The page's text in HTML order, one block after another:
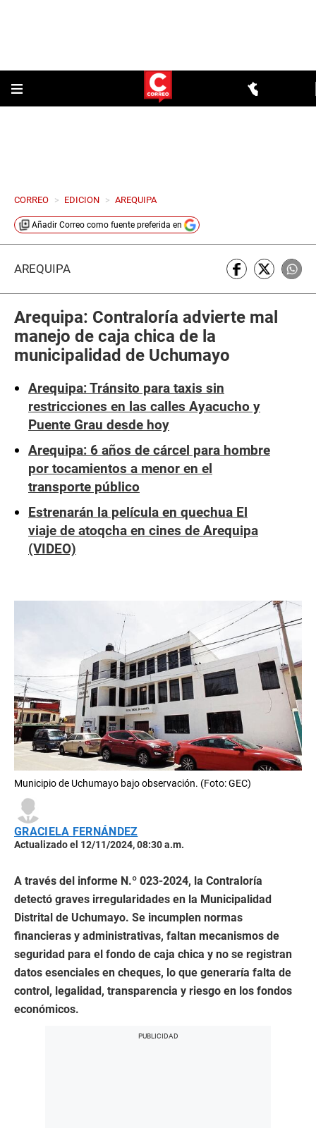
CORREO > EDICION > AREQUIPA
Añadir Correo como fuente preferida en
AREQUIPA
Arequipa: Contraloría advierte mal
manejo de caja chica de la
municipalidad de Uchumayo
Arequipa: Tránsito para taxis sin
restricciones en las calles Ayacucho y
Puente Grau desde hoy
Arequipa: 6 años de cárcel para hombre
por tocamientos a menor en el
transporte público
Estrenarán la película en quechua El
viaje de atoqcha en cines de Arequipa
(VIDEO)
Municipio de Uchumayo bajo observación. (Foto: GEC)
GRACIELA FERNÁNDEZ
Actualizado el 12/11/2024, 08:30 a.m.
A través del informe N.º 023-2024, la Contraloría
detectó graves irregularidades en la Municipalidad
Distrital de Uchumayo. Se incumplen normas
financieras y administrativas, faltan mecanismos de
seguridad para el fondo de caja chica y no se registran
datos esenciales en cheques, lo que generaría falta de
control, legalidad, transparencia y riesgo en los fondos
económicos.